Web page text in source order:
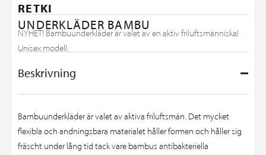
RETKI
UNDERKLÄDER BAMBU
NYHET! Bambuunderkläder är valet av en aktiv friluftsmänniska!
Unisex modell.
Beskrivning
Bambuunderkläder är valet av aktiva friluftsmän. Det mycket
flexibla och andningsbara materialet håller formen och håller sig
fräscht under lång tid tack vare bambus antibakteriella